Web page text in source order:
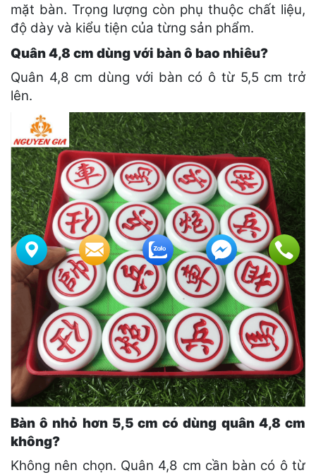
mặt bàn. Trọng lượng còn phụ thuộc chất liệu,
độ dày và kiểu tiện của từng sản phẩm.
Quân 4,8 cm dùng với bàn ô bao nhiêu?
Quân 4,8 cm dùng với bàn có ô từ 5,5 cm trở
lên.
Bàn ô nhỏ hơn 5,5 cm có dùng quân 4,8 cm
không?
Không nên chọn. Quân 4,8 cm cần bàn có ô từ